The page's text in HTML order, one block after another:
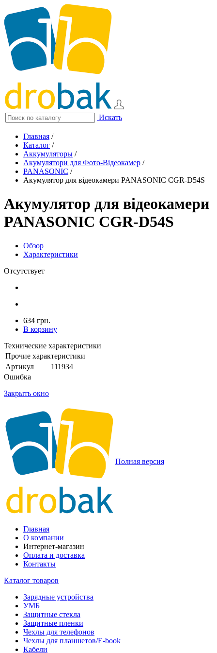
Искать
Главная /
Каталог /
Аккумуляторы /
Акумулятори для Фото-Відеокамер /
PANASONIC /
Акумулятор для відеокамери PANASONIC CGR-D54S
Акумулятор для відеокамери
PANASONIC CGR-D54S
Обзор
Характеристики
Отсутствует
634 грн.
В корзину
Технические характеристики
Прочие характеристики
Артикул
111934
Ошибка
Закрыть окно
Полная версия
Главная
О компании
Интернет-магазин
Оплата и доставка
Контакты
Каталог товаров
Зарядные устройства
УМБ
Защитные стекла
Защитные пленки
Чехлы для телефонов
Чехлы для планшетов/E-book
Кабели